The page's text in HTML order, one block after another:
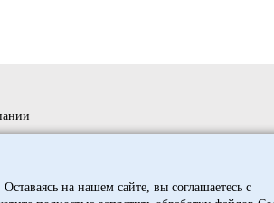
и оплата оптовым клиентам
на нашем сайте, вы соглашаетесь с